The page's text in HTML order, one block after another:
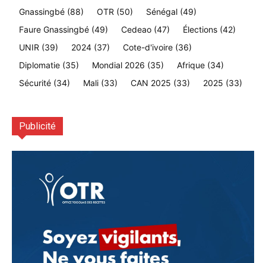
Gnassingbé (88) OTR (50) Sénégal (49)
Faure Gnassingbé (49) Cedeao (47) Élections (42)
UNIR (39) 2024 (37) Cote-d'ivoire (36)
Diplomatie (35) Mondial 2026 (35) Afrique (34)
Sécurité (34) Mali (33) CAN 2025 (33) 2025 (33)
Publicité